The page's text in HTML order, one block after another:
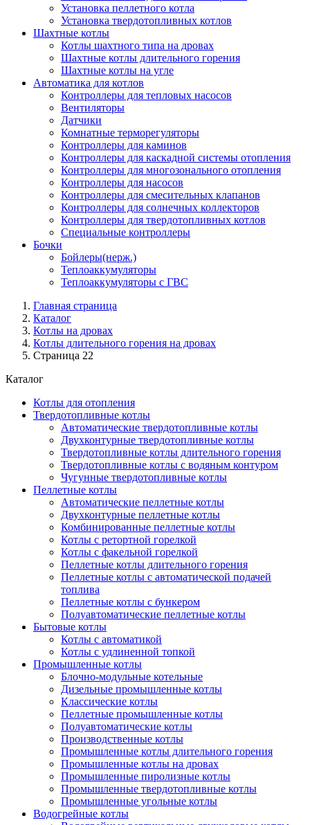
Установка пеллетного котла
Установка твердотопливных котлов
Шахтные котлы
Котлы шахтного типа на дровах
Шахтные котлы длительного горения
Шахтные котлы на угле
Автоматика для котлов
Контроллеры для тепловых насосов
Вентиляторы
Датчики
Комнатные терморегуляторы
Контроллеры для каминов
Контроллеры для каскадной системы отопления
Контроллеры для многозонального отопления
Контроллеры для насосов
Контроллеры для смесительных клапанов
Контроллеры для солнечных коллекторов
Контроллеры для твердотопливных котлов
Специальные контроллеры
Бочки
Бойлеры(нерж.)
Теплоаккумуляторы
Теплоаккумуляторы с ГВС
Главная страница
Каталог
Котлы на дровах
Котлы длительного горения на дровах
Страница 22
Каталог
Котлы для отопления
Твердотопливные котлы
Автоматические твердотопливные котлы
Двухконтурные твердотопливные котлы
Твердотопливные котлы длительного горения
Твердотопливные котлы с водяным контуром
Чугунные твердотопливные котлы
Пеллетные котлы
Автоматические пеллетные котлы
Двухконтурные пеллетные котлы
Комбинированные пеллетные котлы
Котлы с ретортной горелкой
Котлы с факельной горелкой
Пеллетные котлы длительного горения
Пеллетные котлы с автоматической подачей
топлива
Пеллетные котлы с бункером
Полуавтоматические пеллетные котлы
Бытовые котлы
Котлы с автоматикой
Котлы с удлиненной топкой
Промышленные котлы
Блочно-модульные котельные
Дизельные промышленные котлы
Классические котлы
Пеллетные промышленные котлы
Полуавтоматические котлы
Производственные котлы
Промышленные котлы длительного горения
Промышленные котлы на дровах
Промышленные пиролизные котлы
Промышленные твердотопливные котлы
Промышленные угольные котлы
Водогрейные котлы